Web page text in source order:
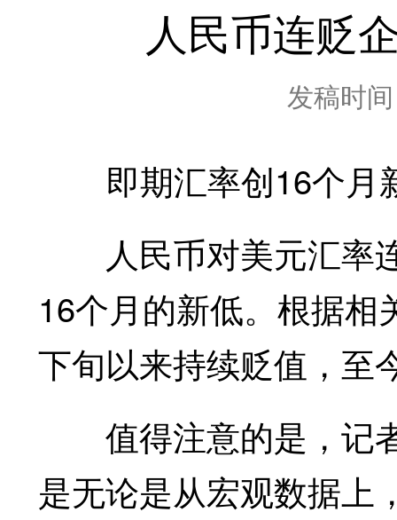
人民币连贬
发稿时
即期汇率创16个月
人民币对美元汇率
16个月的新低。根据
下旬以来持续贬值，至
值得注意的是，记
是无论是从宏观数据上